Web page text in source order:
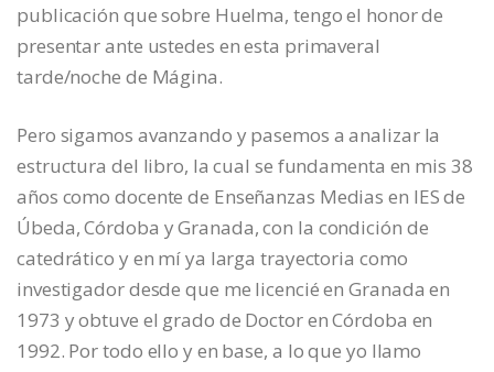
publicación que sobre Huelma, tengo el honor de
presentar ante ustedes en esta primaveral
tarde/noche de Mágina.
Pero sigamos avanzando y pasemos a analizar la
estructura del libro, la cual se fundamenta en mis 38
años como docente de Enseñanzas Medias en IES de
Úbeda, Córdoba y Granada, con la condición de
catedrático y en mí ya larga trayectoria como
investigador desde que me licencié en Granada en
1973 y obtuve el grado de Doctor en Córdoba en
1992. Por todo ello y en base, a lo que yo llamo